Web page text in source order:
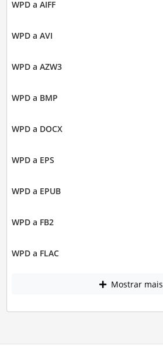
WPD a AIFF
WPD a AVI
WPD a AZW3
WPD a BMP
WPD a DOCX
WPD a EPS
WPD a EPUB
WPD a FB2
WPD a FLAC
Mostrar mais